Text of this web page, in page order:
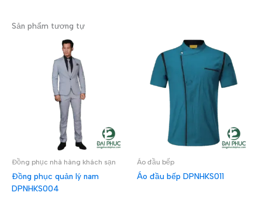
Sản phẩm tương tự
Đồng phục nhà hàng khách sạn
Đồng phục quản lý nam
DPNHKS004
Áo đầu bếp
Áo đầu bếp DPNHKS011